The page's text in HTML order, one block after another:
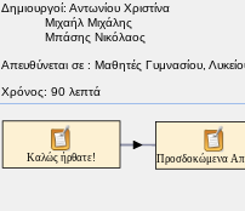
Δημιουργοί: Αντωνίου Χριστίνα
Μιχαήλ Μιχάλης
Μπάσης Νικόλαος
Απευθύνεται σε : Μαθητές Γυμνασίου,
Χρόνος: 90 λεπτά